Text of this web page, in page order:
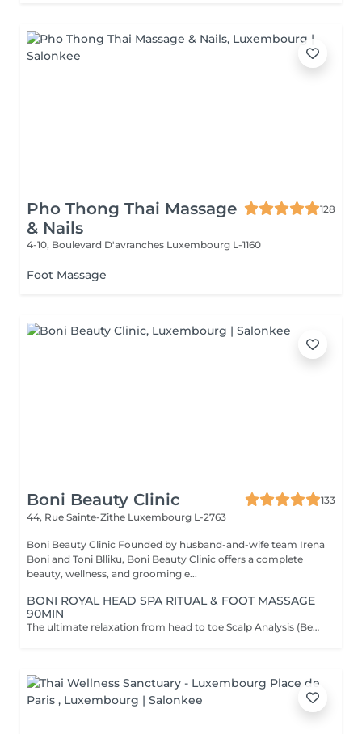
Pho Thong Thai Massage
& Nails
128
4-10, Boulevard D'avranches Luxembourg L-1160
Foot Massage
Boni Beauty Clinic
133
44, Rue Sainte-Zithe Luxembourg L-2763
Boni Beauty Clinic Founded by husband-and-wife team Irena
Boni and Toni Blliku, Boni Beauty Clinic offers a complete
beauty, wellness, and grooming e...
BONI ROYAL HEAD SPA RITUAL & FOOT MASSAGE
90MIN
The ultimate relaxation from head to toe Scalp Analysis (Becon Pro Camera) Microbubble Scalp Cleansing Rootonix Scalp & Hair Treatment Steam & Mist Infusion Scalp Massage Foot Massage (15min) Aromatherapy Ritual Blow Dry